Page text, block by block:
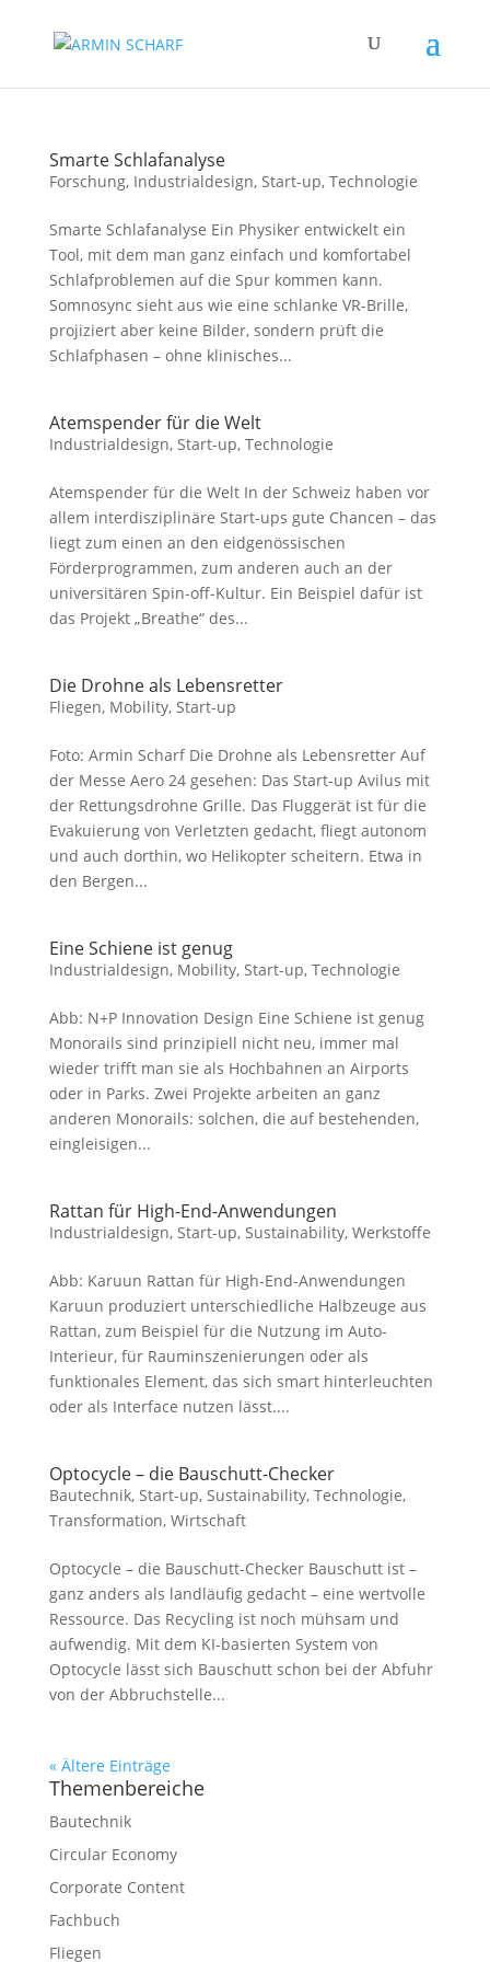
Smarte Schlafanalyse
Forschung, Industrialdesign, Start-up, Technologie
Smarte Schlafanalyse Ein Physiker entwickelt ein
Tool, mit dem man ganz einfach und komfortabel
Schlafproblemen auf die Spur kommen kann.
Somnosync sieht aus wie eine schlanke VR-Brille,
projiziert aber keine Bilder, sondern prüft die
Schlafphasen – ohne klinisches...
Atemspender für die Welt
Industrialdesign, Start-up, Technologie
Atemspender für die Welt In der Schweiz haben vor
allem interdisziplinäre Start-ups gute Chancen – das
liegt zum einen an den eidgenössischen
Förderprogrammen, zum anderen auch an der
universitären Spin-off-Kultur. Ein Beispiel dafür ist
das Projekt „Breathe“ des...
Die Drohne als Lebensretter
Fliegen, Mobility, Start-up
Foto: Armin Scharf Die Drohne als Lebensretter Auf
der Messe Aero 24 gesehen: Das Start-up Avilus mit
der Rettungsdrohne Grille. Das Fluggerät ist für die
Evakuierung von Verletzten gedacht, fliegt autonom
und auch dorthin, wo Helikopter scheitern. Etwa in
den Bergen...
Eine Schiene ist genug
Industrialdesign, Mobility, Start-up, Technologie
Abb: N+P Innovation Design Eine Schiene ist genug
Monorails sind prinzipiell nicht neu, immer mal
wieder trifft man sie als Hochbahnen an Airports
oder in Parks. Zwei Projekte arbeiten an ganz
anderen Monorails: solchen, die auf bestehenden,
eingleisigen...
Rattan für High-End-Anwendungen
Industrialdesign, Start-up, Sustainability, Werkstoffe
Abb: Karuun Rattan für High-End-Anwendungen
Karuun produziert unterschiedliche Halbzeuge aus
Rattan, zum Beispiel für die Nutzung im Auto-
Interieur, für Rauminszenierungen oder als
funktionales Element, das sich smart hinterleuchten
oder als Interface nutzen lässt....
Optocycle – die Bauschutt-Checker
Bautechnik, Start-up, Sustainability, Technologie,
Transformation, Wirtschaft
Optocycle – die Bauschutt-Checker Bauschutt ist –
ganz anders als landläufig gedacht – eine wertvolle
Ressource. Das Recycling ist noch mühsam und
aufwendig. Mit dem KI-basierten System von
Optocycle lässt sich Bauschutt schon bei der Abfuhr
von der Abbruchstelle...
« Ältere Einträge
Themenbereiche
Bautechnik
Circular Economy
Corporate Content
Fachbuch
Fliegen